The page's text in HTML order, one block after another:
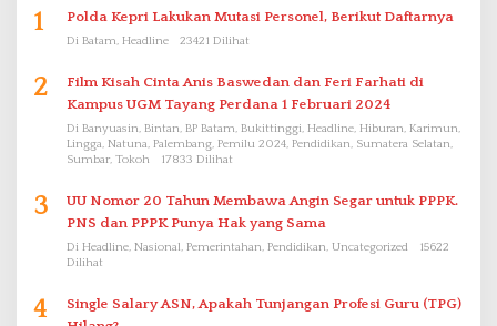
1 Polda Kepri Lakukan Mutasi Personel, Berikut Daftarnya
Di Batam, Headline 23421 Dilihat
2
Film Kisah Cinta Anis Baswedan dan Feri Farhati di
Kampus UGM Tayang Perdana 1 Februari 2024
Di Banyuasin, Bintan, BP Batam, Bukittinggi, Headline, Hiburan, Karimun,
Lingga, Natuna, Palembang, Pemilu 2024, Pendidikan, Sumatera Selatan,
Sumbar, Tokoh
17833 Dilihat
3
UU Nomor 20 Tahun Membawa Angin Segar untuk PPPK.
PNS dan PPPK Punya Hak yang Sama
Di Headline, Nasional, Pemerintahan, Pendidikan, Uncategorized
15622
Dilihat
4
Single Salary ASN, Apakah Tunjangan Profesi Guru (TPG)